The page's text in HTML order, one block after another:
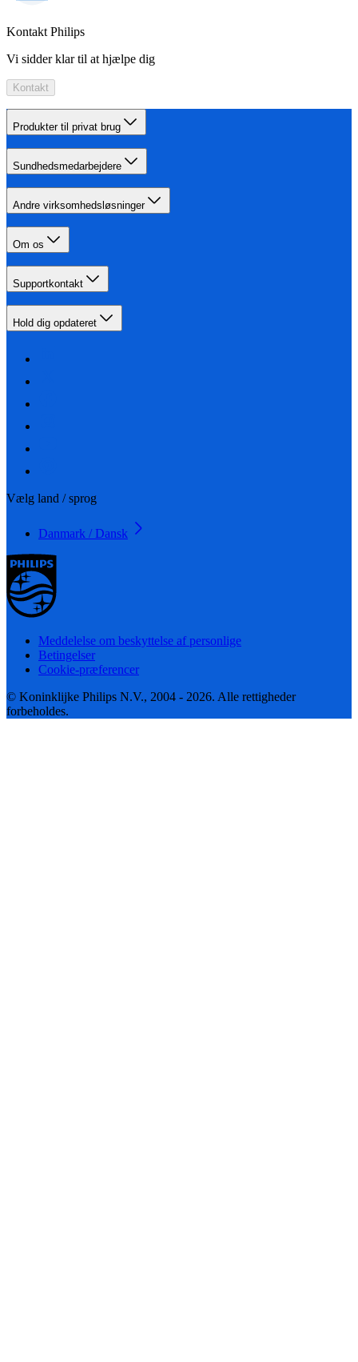
Kontakt Philips
Vi sidder klar til at hjælpe dig
Kontakt
Produkter til privat brug
Sundhedsmedarbejdere
Andre virksomhedsløsninger
Om os
Supportkontakt
Hold dig opdateret
Vælg land / sprog
Danmark / Dansk
Meddelelse om beskyttelse af personlige
Betingelser
Cookie-præferencer
© Koninklijke Philips N.V., 2004 - 2026. Alle rettigheder
forbeholdes.